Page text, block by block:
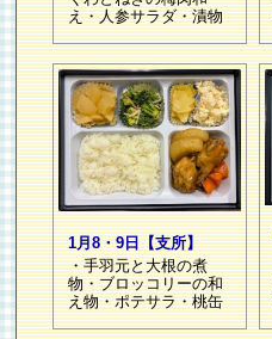
え・人参サラダ・漬物
1月8・9日【支所】
・手羽元と大根の煮
物・ブロッコリーの和
え物・ポテサラ・桃缶